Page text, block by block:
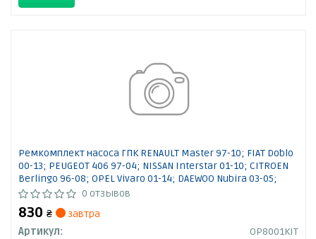
Ремкомплект насоса ГПК RENAULT Master 97-10; FIAT Doblo
00-13; PEUGEOT 406 97-04; NISSAN Interstar 01-10; CITROEN
Berlingo 96-08; OPEL Vivaro 01-14; DAEWOO Nubira 03-05;
VOLVO S40 95-04; ALFA ROMEO 147 00-10; IVECO Daily E4 06-11;
0 отзывов
830 ₴
завтра
Артикул:
OP8001KIT